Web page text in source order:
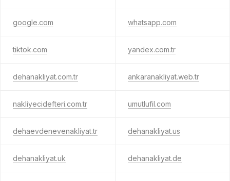
google.com whatsapp.com
tiktok.com yandex.com.tr
dehanakliyat.com.tr ankaranakliyat.web.tr
nakliyecidefteri.com.tr umutlufil.com
dehaevdenevenakliyat.tr dehanakliyat.us
dehanakliyat.uk dehanakliyat.de